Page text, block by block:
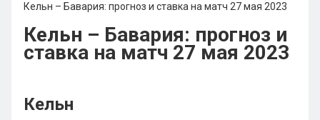
Кельн – Бавария: прогноз и ставка на матч 27 мая 2023
Кельн – Бавария: прогноз и
ставка на матч 27 мая 2023
Кельн